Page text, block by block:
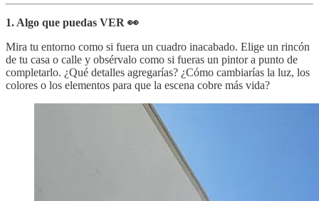
1. Algo que puedas VER 👀
Mira tu entorno como si fuera un cuadro inacabado. Elige un rincón
de tu casa o calle y obsérvalo como si fueras un pintor a punto de
completarlo. ¿Qué detalles agregarías? ¿Cómo cambiarías la luz, los
colores o los elementos para que la escena cobre más vida?